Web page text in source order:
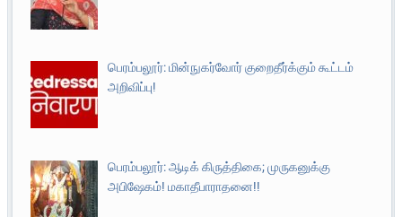
பெரம்பலூர்: மின்நுகர்வோர் குறைதீர்க்கும் கூட்டம்
அறிவிப்பு!
பெரம்பலூர்: ஆடிக் கிருத்திகை; முருகனுக்கு
அபிஷேகம்! மகாதீபாராதனை!!